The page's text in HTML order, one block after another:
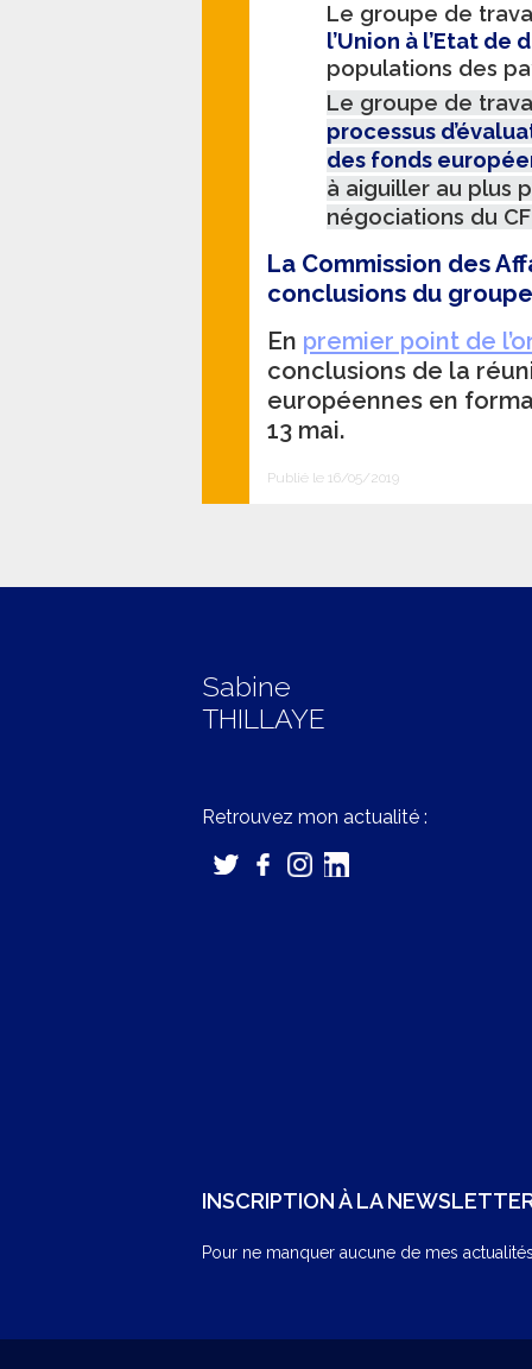
Le groupe de
l’Union à l’Etat de
populations des
Le groupe de
processus
des fonds
à aiguiller au plus
négociations du
La Commission des
conclusions du
En premier point de
conclusions de la
européennes en
13 mai.
Publié le 16/05/2019
Sabine
THILLAYE
Retrouvez mon actualité :
INSCRIPTION À LA
Pour ne manquer aucune de mes